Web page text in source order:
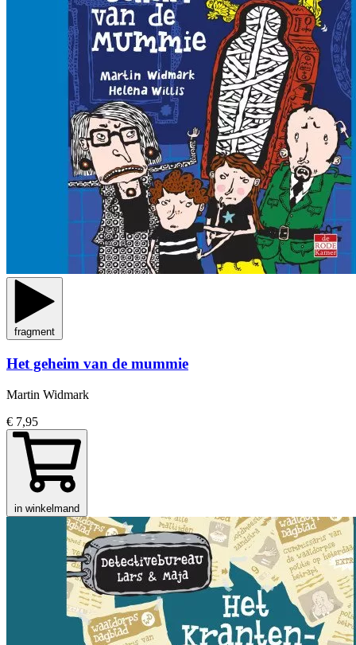
fragment
Het geheim van de mummie
Martin Widmark
€ 7,95
in winkelmand